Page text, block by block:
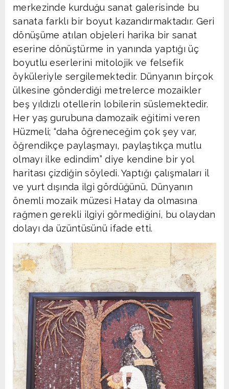
merkezinde kurduğu sanat galerisinde bu
sanata farklı bir boyut kazandırmaktadır. Geri
dönüşüme atılan objeleri harika bir sanat
eserine dönüştürme in yanında yaptığı üç
boyutlu eserlerini mitolojik ve felsefik
öyküleriyle sergilemektedir. Dünyanın birçok
ülkesine gönderdiği metrelerce mozaikler
beş yıldızlı otellerin lobilerin süslemektedir.
Her yaş gurubuna damozaik eğitimi veren
Hüzmeli; “daha öğreneceğim çok şey var,
öğrendikçe paylaşmayı, paylaştıkça mutlu
olmayı ilke edindim” diye kendine bir yol
haritası çizdiğin söyledi. Yaptığı çalışmaları il
ve yurt dışında ilgi gördüğünü, Dünyanın
önemli mozaik müzesi Hatay da olmasına
rağmen gerekli ilgiyi görmediğini, bu olaydan
dolayı da üzüntüsünü ifade etti.